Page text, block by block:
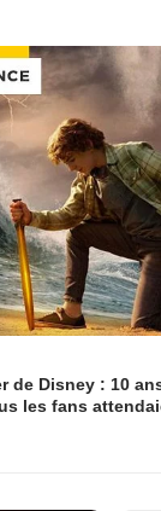
de Disney : 10
les fans